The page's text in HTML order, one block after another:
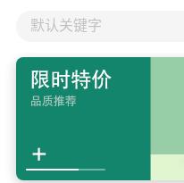
默认关键字